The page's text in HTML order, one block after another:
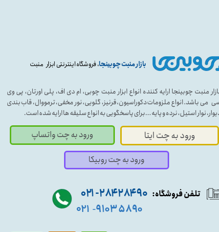
بازار منبت چوبینجا، فروشگاه اینترنتی ابزار منبت
منبت چوبینجا ارایه کننده انواع ابزار منبت چوبی، ام دی اف، پلی اورتان، پی وی
می باشد. انواع ملزومات دکوراسیون، قرنیز، گلویی، نور مخفی، ترمووال، قاب بندی
نوار استیل، نرده و پایه ...برای پاسخگویی به انواع سلیقه ها ارایه شده است.
ورود به چت ایتا ورود به چت واتساپ
تلفن فروشگاه: ۹۰ ۲۸۴ ۲۸۴- ۰۲۱
۵۸۹۰ ۹۱۰۳ -۰۲۱
ورود به چت روبیکا